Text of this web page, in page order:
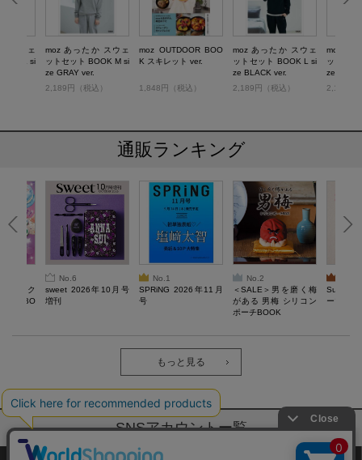
スウェ
L si
moz あったか スウェ
ットセット BOOK M si
ze GRAY ver.
2,189円（税込）
moz OUTDOOR BOO
K スキレット ver.
1,848円（税込）
moz あったか スウェ
ットセット BOOK L si
ze BLACK ver.
2,189円（税込）
moz あ
ットセッ
ze GRAY
2,189円
通販ランキング
るスク
ぷにBO
No.6
sweet 2026年10月号
増刊
No.1
SPRiNG 2026年11月
号
No.2
＜SALE＞男を磨く梅
がある 男梅 シリコン
ポーチBOOK
ーツチャ
もっと見る
SNSアカウントー覧